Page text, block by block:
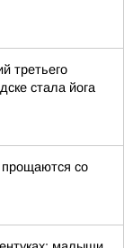
третьего
стала йога
со